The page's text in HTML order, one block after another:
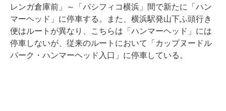
レンガ倉庫前」～「パシフィコ横浜」間で新たに「ハン
マーヘッド」に停車する。また、横浜駅発山下ふ頭行き
便はルートが異なり、こちらは「ハンマーヘッド」には
停車しないが、従来のルートにおいて「カップヌードル
パーク・ハンマーヘッド入口」に停車している。